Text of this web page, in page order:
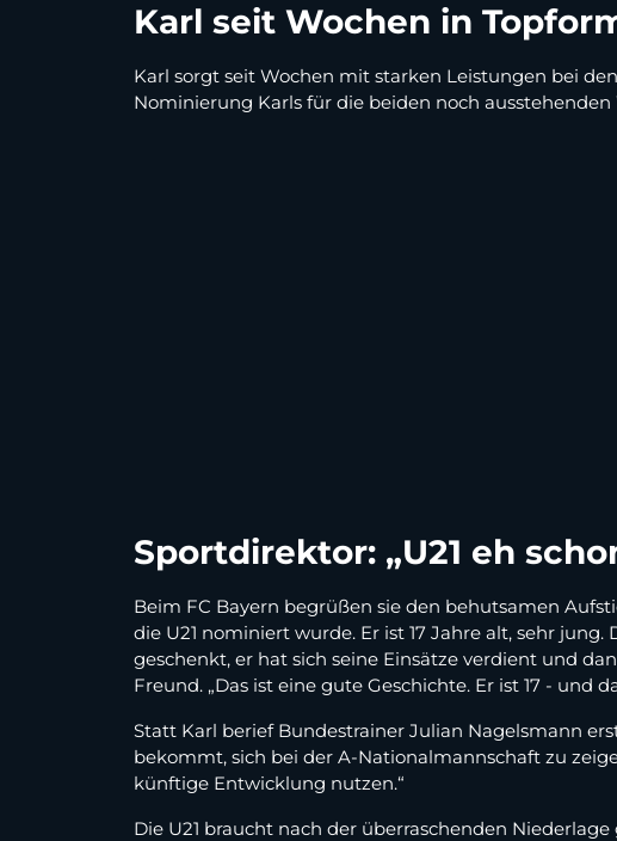
Karl seit Wochen in
Karl sorgt seit Wochen mit starken Leistungen bei
Nominierung Karls für die beiden noch
Sportdirektor: „U21 eh
Beim FC Bayern begrüßen sie den behutsamen
die U21 nominiert wurde. Er ist 17 Jahre alt, sehr
geschenkt, er hat sich seine Einsätze verdient und
Freund. „Das ist eine gute Geschichte. Er ist 17 - und
Statt Karl berief Bundestrainer Julian Nagelsmann
bekommt, sich bei der A-Nationalmannschaft zu
künftige Entwicklung nutzen.“
Die U21 braucht nach der überraschenden